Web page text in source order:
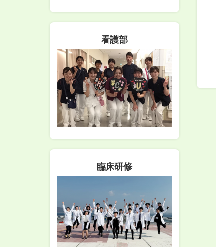
看護部
臨床研修